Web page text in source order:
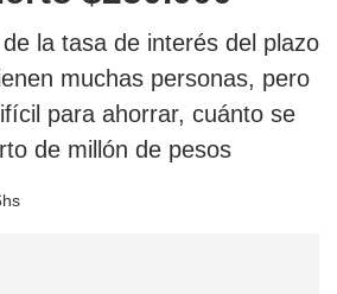
la tasa de interés del plazo
muchas personas, pero
para ahorrar, cuánto se
de millón de pesos